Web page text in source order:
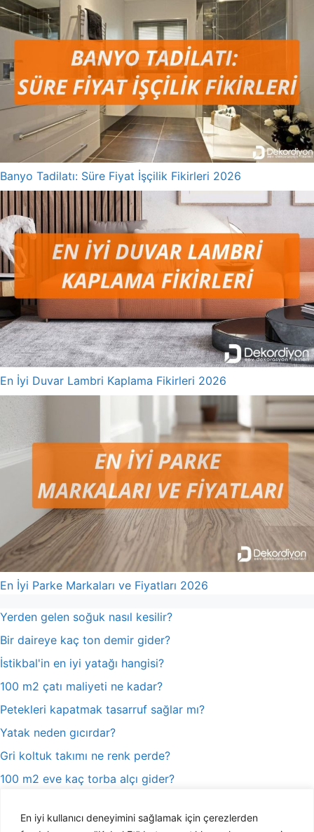
En iyi kullanıcı deneyimini sağlamak için çerezlerden
Banyo Tadilatı: Süre Fiyat İşçilik Fikirleri 2026
En İyi Duvar Lambri Kaplama Fikirleri 2026
En İyi Parke Markaları ve Fiyatları 2026
Yerden gelen soğuk nasıl kesilir?
Bir daireye kaç ton demir gider?
İstikbal'in en iyi yatağı hangisi?
100 m2 çatı maliyeti ne kadar?
Petekleri kapatmak tasarruf sağlar mı?
Yatak neden gıcırdar?
Gri koltuk takımı ne renk perde?
100 m2 eve kaç torba alçı gider?
Konteyner eve ruhsat nasıl alınır?